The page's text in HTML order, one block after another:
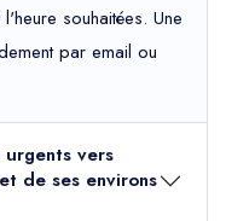
souhaitées. Une
par email ou
vers
de ses environs